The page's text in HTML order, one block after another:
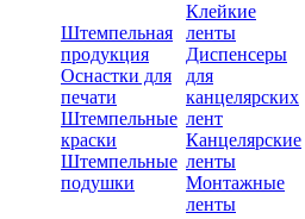
Штемпельная
продукция
Оснастки для
печати
Штемпельные
краски
Штемпельные
подушки
Клейкие
ленты
Диспенсеры
для
канцелярских
лент
Канцелярские
ленты
Монтажные
ленты